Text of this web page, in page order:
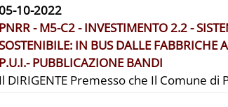
10-2022
PNRR - M5-C2 - INVESTIMENTO 2.2 -
IN BUS DALLE FABBRICHE
P.U.I.- PUBBLICAZIONE BANDI
Il DIRIGENTE Premesso che Il Comune di